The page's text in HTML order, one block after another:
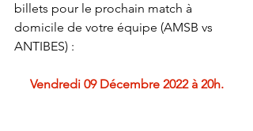
billets pour le prochain match à
domicile de votre équipe (AMSB vs
ANTIBES) :
Vendredi 09 Décembre 2022 à 20h.